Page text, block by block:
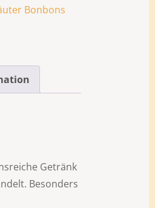
Bonbons
Getränk
Besonders